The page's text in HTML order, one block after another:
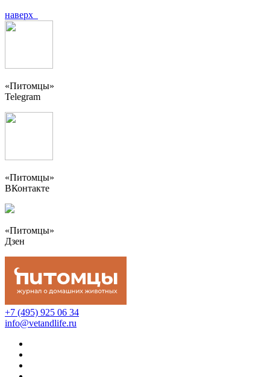
наверх
«Питомцы»
Telegram
«Питомцы»
ВКонтакте
«Питомцы»
Дзен
+7 (495) 925 06 34
info@vetandlife.ru